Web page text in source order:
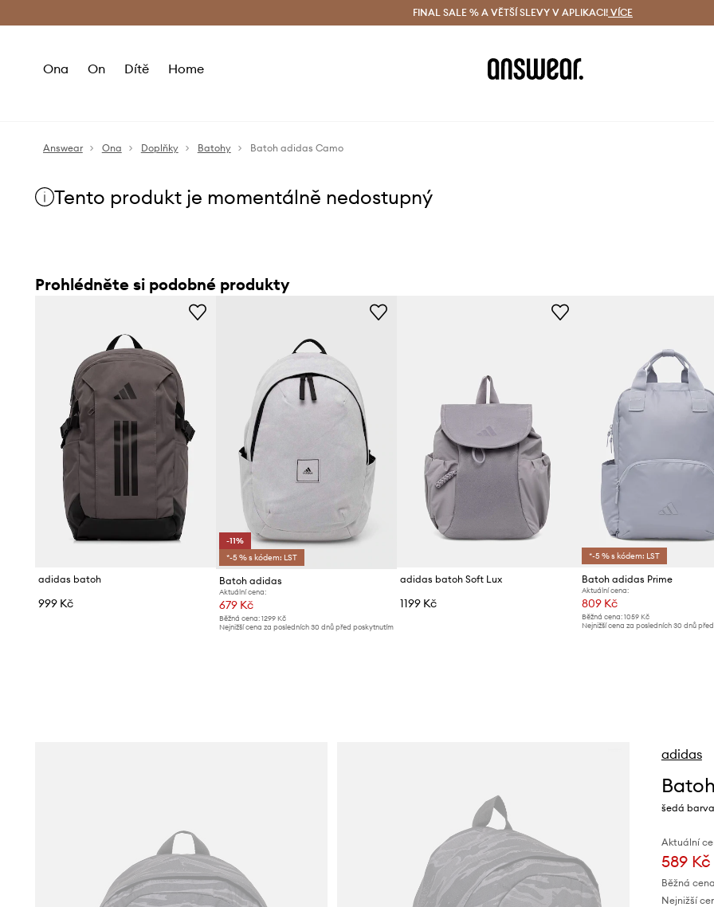
Doručení a vrácení zdarma (od 1800 Kč) Doručení i do 24 h
FINAL SALE % A VĚTŠÍ SLEVY V APLIKACI! VÍCE
Ona On Dítě Home
Answear Ona Doplňky Batohy Batoh adidas Camo
Tento produkt je momentálně nedostupný
Prohlédněte si podobné produkty
adidas batoh
999 Kč
-11%
*-5 % s kódem: LST
Batoh adidas
Aktuální cena:
679 Kč
Běžná cena:1299 Kč
Nejnižší cena za posledních 30 dnů před poskytnutím
adidas batoh Soft Lux
1199 Kč
*-5 % s kódem: LST
Batoh adidas Prime
Aktuální cena:
809 Kč
Běžná cena: 1059 Kč
Nejnižší cena za posledních 30 dnů
adidas
šedá
Aktuální
589 Kč
Běžná
Nejnižší